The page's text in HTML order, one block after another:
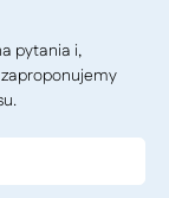
pytania i,